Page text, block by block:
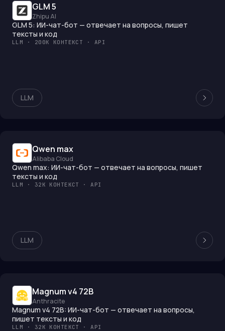
GLM 5
Zhipu AI
GLM 5: ИИ-чат-бот — отвечает на вопросы, пишет
тексты и код
LLM · 200K КОНТЕКСТ · API
LLM
Qwen max
Alibaba Cloud
Qwen max: ИИ-чат-бот — отвечает на вопросы, пишет
тексты и код
LLM · 32K КОНТЕКСТ · API
LLM
Magnum v4 72B
Anthracite
Magnum v4 72B: ИИ-чат-бот — отвечает на вопросы,
пишет тексты и код
LLM · 32K КОНТЕКСТ · API